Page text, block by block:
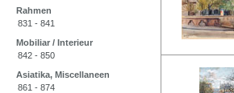
Rahmen
831 - 841
Mobiliar / Interieur
842 - 850
Asiatika, Miscellaneen
861 - 874